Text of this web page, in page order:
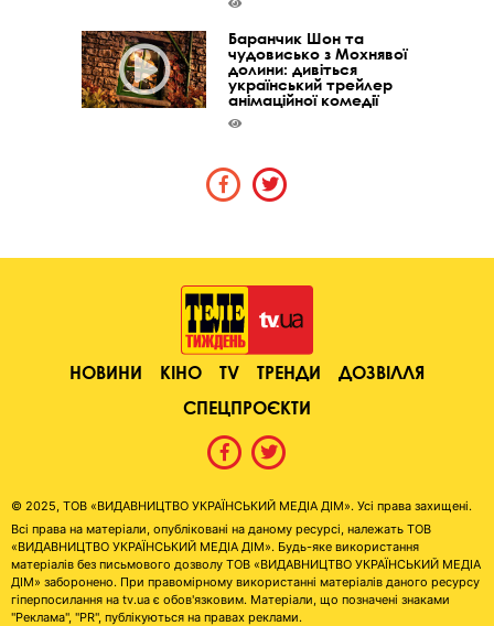
Баранчик Шон та
чудовисько з Мохнявої
долини: дивіться
український трейлер
анімаційної комедії
НОВИНИ КІНО TV ТРЕНДИ
ДОЗВІЛЛЯ
СПЕЦПРОЄКТИ
© 2025, ТОВ «ВИДАВНИЦТВО УКРАЇНСЬКИЙ МЕДІА ДІМ». Усі права захищені.
Всі права на матеріали, опубліковані на даному ресурсі, належать ТОВ
«ВИДАВНИЦТВО УКРАЇНСЬКИЙ МЕДІА ДІМ». Будь-яке використання
матеріалів без письмового дозволу ТОВ «ВИДАВНИЦТВО УКРАЇНСЬКИЙ МЕДІА
ДІМ» заборонено. При правомірному використанні матеріалів даного ресурсу
гіперпосилання на tv.ua є обов'язковим. Матеріали, що позначені знаками
"Реклама", "PR", публікуються на правах реклами.